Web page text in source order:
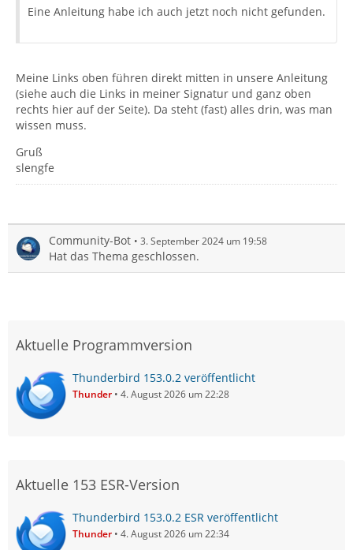
Eine Anleitung habe ich auch jetzt noch nicht gefunden.
Meine Links oben führen direkt mitten in unsere Anleitung
(siehe auch die Links in meiner Signatur und ganz oben
rechts hier auf der Seite). Da steht (fast) alles drin, was man
wissen muss.
Gruß
slengfe
Community-Bot 3. September 2024 um 19:58
Hat das Thema geschlossen.
Aktuelle Programmversion
Thunderbird 153.0.2 veröffentlicht
Thunder 4. August 2026 um 22:28
Aktuelle 153 ESR-Version
Thunderbird 153.0.2 ESR veröffentlicht
Thunder 4. August 2026 um 22:34